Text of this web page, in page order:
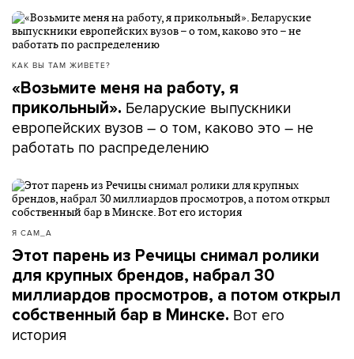
КАК ВЫ ТАМ ЖИВЕТЕ?
«Возьмите меня на работу, я
прикольный». Беларуские выпускники
европейских вузов – о том, каково это – не
работать по распределению
Я САМ_А
Этот парень из Речицы снимал ролики
для крупных брендов, набрал 30
миллиардов просмотров, а потом открыл
собственный бар в Минске. Вот его
история